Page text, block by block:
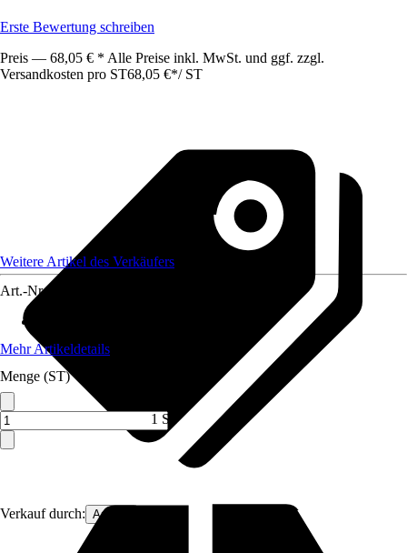
Erste Bewertung schreiben
Preis — 68,05 € * Alle Preise inkl. MwSt. und ggf. zzgl.
Versandkosten pro ST68,05 €*/ ST
Verkauf durch: Arborix
Weitere Artikel des Verkäufers
Art.-Nr.
Mehr Artikeldetails
Menge (ST)
1 ST